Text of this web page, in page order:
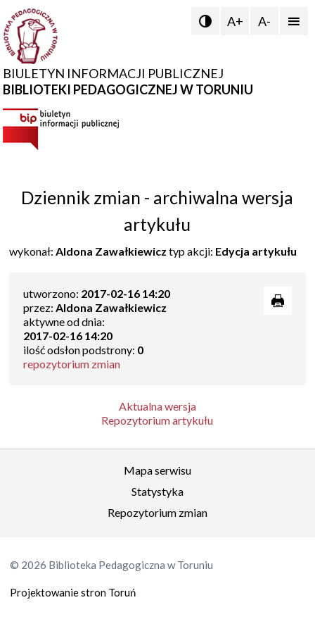
BIULETYN INFORMACJI PUBLICZNEJ
BIBLIOTEKI PEDAGOGICZNEJ W TORUNIU
 A+ A- 
Dziennik zmian - archiwalna wersja
artykułu
wykonał:Aldona Zawałkiewicz typ akcji: Edycja artykułu
utworzono: 2017-02-16 14:20
przez:Aldona Zawałkiewicz
aktywne od dnia:
2017-02-16 14:20
ilość odsłon podstrony: 0
repozytorium zmian
Aktualna wersja
Repozytorium artykułu
Mapa serwisu
Statystyka
Repozytorium zmian
© 2026 Biblioteka Pedagogiczna w Toruniu
Projektowanie stron Toruń